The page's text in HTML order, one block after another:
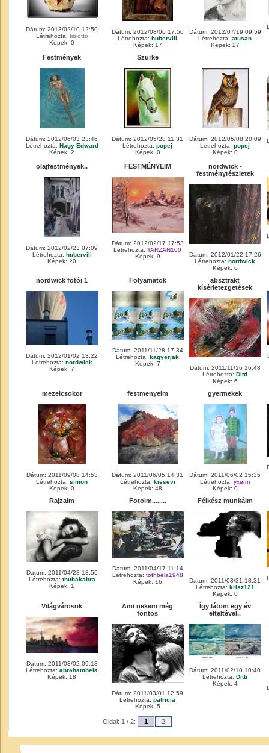
Dátum: 2013/02/10 12:50
Létrehozta: tibiotto
Képek: 0
Dátum: 2012/08/06 17:50
Létrehozta:hubervili
Képek: 17
Dátum: 2012/07/19 09:59
Létrehozta:atusan
Képek: 27
Festmények
Dátum: 2012/06/03 23:46
Létrehozta: Nagy Edward
Képek: 2
Szürke
Dátum: 2012/05/28 11:31
Létrehozta:popej
Képek: 0
Dátum: 2012/05/08 20:09
Létrehozta:popej
Képek: 0
olajfestmények..
Dátum: 2012/02/23 07:09
Létrehozta: hubervili
Képek: 20
FESTMÉNYEIM
Dátum: 2012/02/17 17:53
Létrehozta:TARZAN100
Képek: 9
nordwick -
festményrészletek
Dátum: 2012/01/22 17:26
Létrehozta:nordwick
Képek: 6
nordwick fotói 1
Dátum: 2012/01/02 13:22
Létrehozta: nordwick
Képek: 7
Folyamatok
Dátum: 2011/11/28 17:34
Létrehozta:kagyerjak
Képek: 7
absztrakt
kísérletezgetések
Dátum: 2011/11/16 16:48
Létrehozta:Ditti
Képek: 6
mezeicsokor
Dátum: 2011/09/08 14:53
Létrehozta:simon
Képek: 0
festmenyeim
Dátum: 2011/06/05 14:31
Létrehozta: kissevi
Képek: 48
gyermekek
Dátum: 2011/06/02 15:35
Létrehozta:yxerm
Képek: 0
Rajzaim
Dátum: 2011/04/28 18:56
Létrehozta: thubakabra
Képek: 1
Fotoim........
Dátum: 2011/04/17 11:14
Létrehozta: tothbela1948
Képek: 16
Félkész munkáim
Dátum: 2011/03/31 18:31
Létrehozta: krisz121
Képek: 0
Világvárosok
Dátum: 2011/03/02 09:18
Létrehozta:abrahambela
Képek: 18
Ami nekem még
fontos
Dátum: 2011/03/01 12:59
Létrehozta:patricia
Képek: 5
Így látom egy év
elteltével..
Dátum: 2011/02/10 10:40
Létrehozta:Ditti
Képek: 4
Oldal: 1 / 2: 1 2